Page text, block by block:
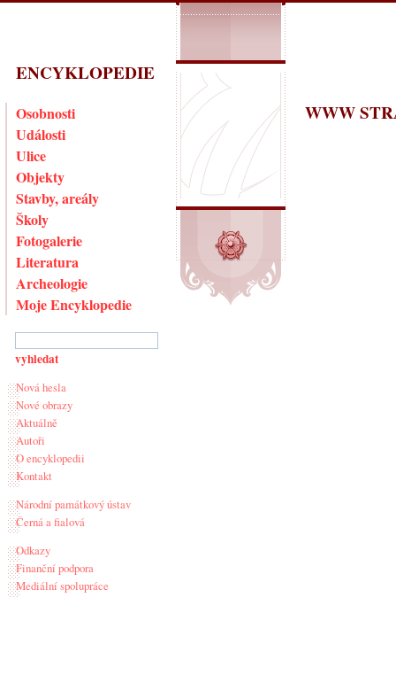
ENCYKLOPEDIE
Osobnosti
Události
Ulice
Objekty
Stavby, areály
Školy
Fotogalerie
Literatura
Archeologie
Moje Encyklopedie
Nová hesla
Nové obrazy
Aktuálně
Autoři
O encyklopedii
Kontakt
Národní památkový ústav
Černá a fialová
Odkazy
Finanční podpora
Mediální spolupráce
WWW